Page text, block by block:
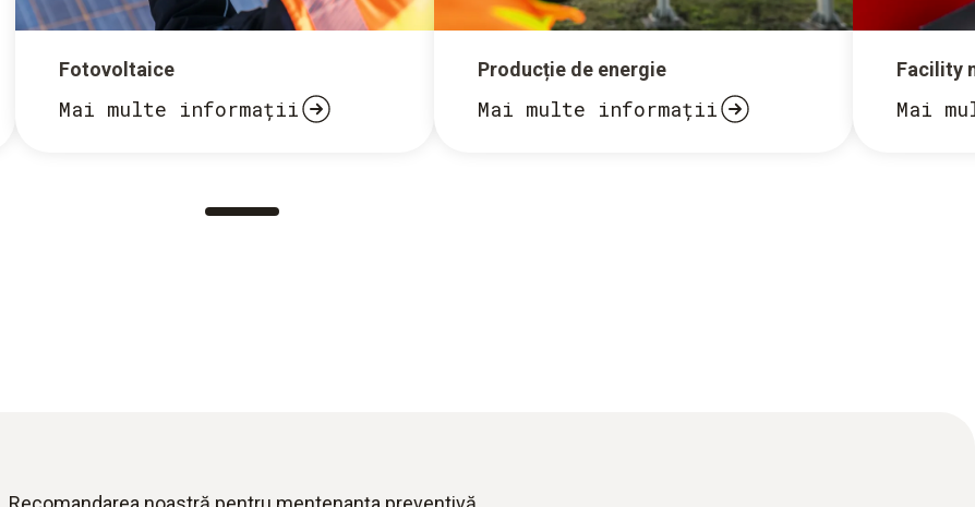
Fotovoltaice
Mai multe informații
Producție de energie
Mai multe informații
Facility
Mai